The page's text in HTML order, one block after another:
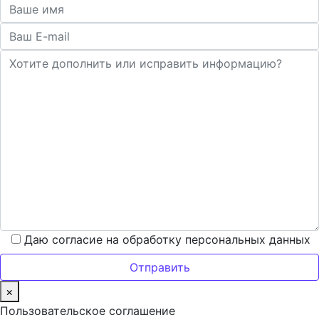
Даю согласие на обработку персональных данных
×
Пользовательское соглашение